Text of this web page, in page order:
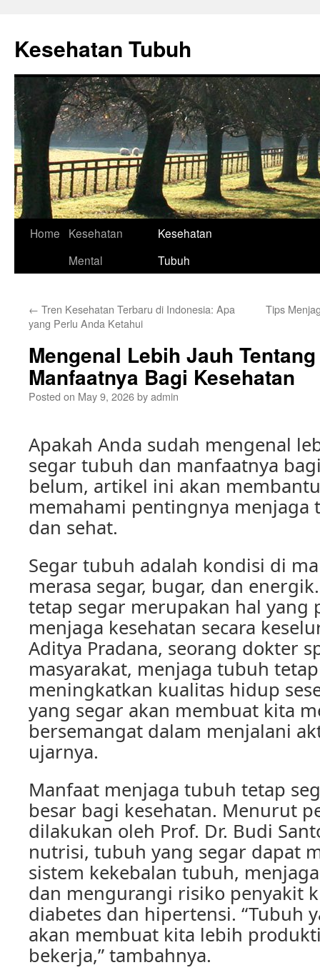
content
Kesehatan Tubuh
Home
Kesehatan
Mental
Kesehatan
Tubuh
← Tren Kesehatan Terbaru di Indonesia: Apa
yang Perlu Anda Ketahui
Tips
Mengenal Lebih Jauh
Manfaatnya Bagi Kesehatan
Posted on May 9, 2026byadmin
Apakah Anda sudah mengenal
segar tubuh dan manfaatnya
belum, artikel ini akan
memahami pentingnya menjaga
dan sehat.
Segar tubuh adalah kondisi di
merasa segar, bugar, dan
tetap segar merupakan hal yang
menjaga kesehatan secara
Aditya Pradana, seorang dokter
masyarakat, menjaga tubuh
meningkatkan kualitas hidup
yang segar akan membuat kita
bersemangat dalam menjalani
ujarnya.
Manfaat menjaga tubuh tetap
besar bagi kesehatan. Menurut
dilakukan oleh Prof. Dr. Budi
nutrisi, tubuh yang segar dapat
sistem kekebalan tubuh,
dan mengurangi risiko penyakit
diabetes dan hipertensi. “Tubuh
akan membuat kita lebih
bekerja,” tambahnya.